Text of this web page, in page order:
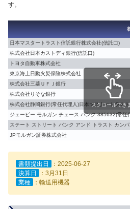
す。
日本マスタートラスト信託銀行株式会社(信託口)
株式会社日本カストディ銀行(信託口)
トヨタ自動車株式会社
東京海上日動火災保険株式会社
株式会社三菱ＵＦＪ銀行
株式会社りそな銀行
株式会社静岡銀行(常任代理人)日本マスタートラス
ジェーピー モルガン チェース バンク 385632(常任
ステート ストリート バンク アンド トラスト カン
JPモルガン証券株式会社
スクロールでき
書類提出日
：2025-06-27
決算日
：3月31日
業種
：輸送用機器